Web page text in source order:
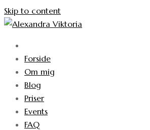
Skip to content
Forside
Om mig
Blog
Priser
Events
FAQ